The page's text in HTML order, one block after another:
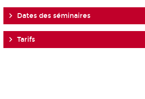
Dates des séminaires
Tarifs